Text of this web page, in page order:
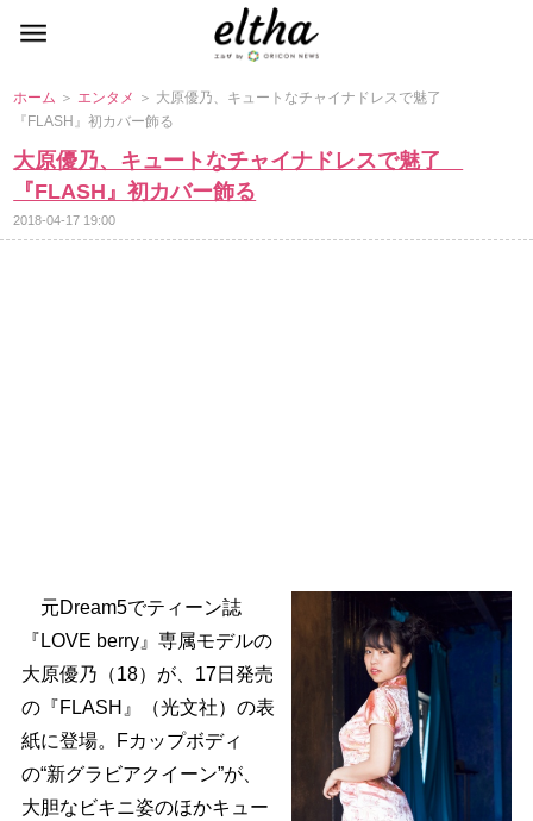
ホーム ＞ エンタメ ＞ 大原優乃、キュートなチャイナドレスで魅了
『FLASH』初カバー飾る
大原優乃、キュートなチャイナドレスで魅了
『FLASH』初カバー飾る
2018-04-17 19:00
元Dream5でティーン誌
『LOVE berry』専属モデルの
大原優乃（18）が、17日発売
の『FLASH』（光文社）の表
紙に登場。Fカップボディ
の“新グラビアクイーン”が、
大胆なビキニ姿のほかキュー